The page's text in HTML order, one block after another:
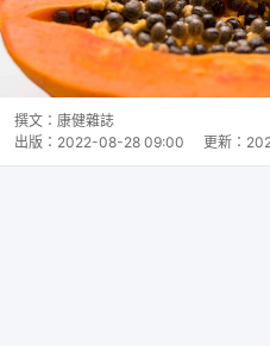
撰文： 康健雜誌
出版： 2022-08-28 09:00 更新：